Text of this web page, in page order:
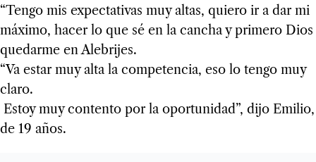
“Tengo mis expectativas muy altas, quiero ir a dar mi
máximo, hacer lo que sé en la cancha y primero Dios
quedarme en Alebrijes.
“Va estar muy alta la competencia, eso lo tengo muy
claro.
Estoy muy contento por la oportunidad”, dijo Emilio,
de 19 años.